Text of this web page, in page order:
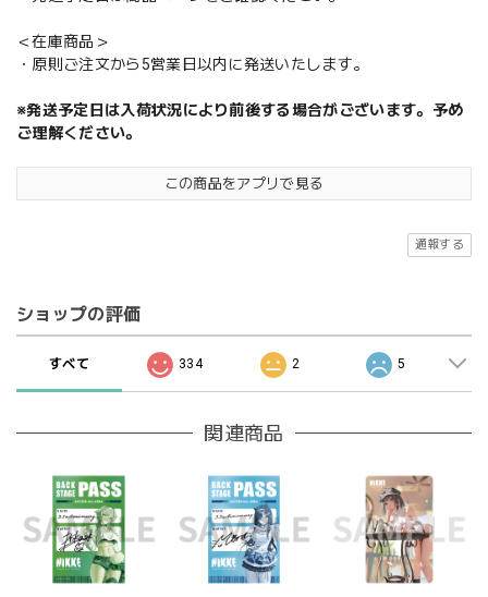
＜在庫商品＞
・原則ご注文から5営業日以内に発送いたします。
※発送予定日は入荷状況により前後する場合がございます。予め
ご理解ください。
この商品をアプリで見る
通報する
ショップの評価
すべて 334 2 5
関連商品